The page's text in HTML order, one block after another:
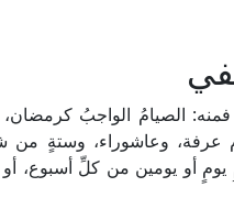
الصيامُ الواجبُ كرمضان،
وعاشوراء، وستةٍ من
أو يومين من كلِّ أسبوع، أو